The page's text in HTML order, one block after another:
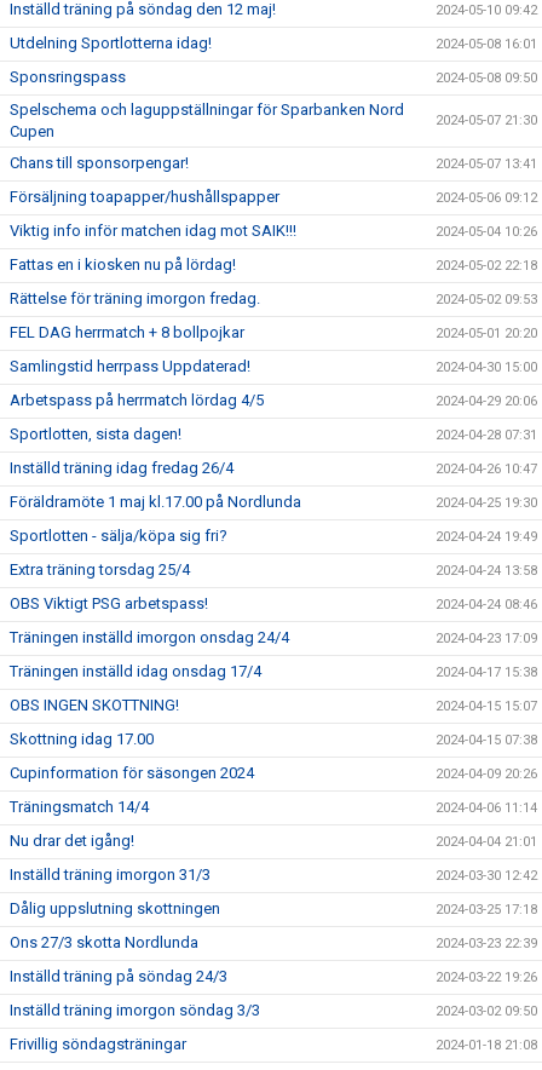
Inställd träning på söndag den 12 maj! 2024-05-10 09:42
Utdelning Sportlotterna idag! 2024-05-08 16:01
Sponsringspass 2024-05-08 09:50
Spelschema och laguppställningar för Sparbanken Nord
Cupen
2024-05-07 21:30
Chans till sponsorpengar! 2024-05-07 13:41
Försäljning toapapper/hushållspapper 2024-05-06 09:12
Viktig info inför matchen idag mot SAIK!!! 2024-05-04 10:26
Fattas en i kiosken nu på lördag! 2024-05-02 22:18
Rättelse för träning imorgon fredag. 2024-05-02 09:53
FEL DAG herrmatch + 8 bollpojkar 2024-05-01 20:20
Samlingstid herrpass Uppdaterad! 2024-04-30 15:00
Arbetspass på herrmatch lördag 4/5 2024-04-29 20:06
Sportlotten, sista dagen! 2024-04-28 07:31
Inställd träning idag fredag 26/4 2024-04-26 10:47
Föräldramöte 1 maj kl.17.00 på Nordlunda 2024-04-25 19:30
Sportlotten - sälja/köpa sig fri? 2024-04-24 19:49
Extra träning torsdag 25/4 2024-04-24 13:58
OBS Viktigt PSG arbetspass! 2024-04-24 08:46
Träningen inställd imorgon onsdag 24/4 2024-04-23 17:09
Träningen inställd idag onsdag 17/4 2024-04-17 15:38
OBS INGEN SKOTTNING! 2024-04-15 15:07
Skottning idag 17.00 2024-04-15 07:38
Cupinformation för säsongen 2024 2024-04-09 20:26
Träningsmatch 14/4 2024-04-06 11:14
Nu drar det igång! 2024-04-04 21:01
Inställd träning imorgon 31/3 2024-03-30 12:42
Dålig uppslutning skottningen 2024-03-25 17:18
Ons 27/3 skotta Nordlunda 2024-03-23 22:39
Inställd träning på söndag 24/3 2024-03-22 19:26
Inställd träning imorgon söndag 3/3 2024-03-02 09:50
Frivillig söndagsträningar 2024-01-18 21:08